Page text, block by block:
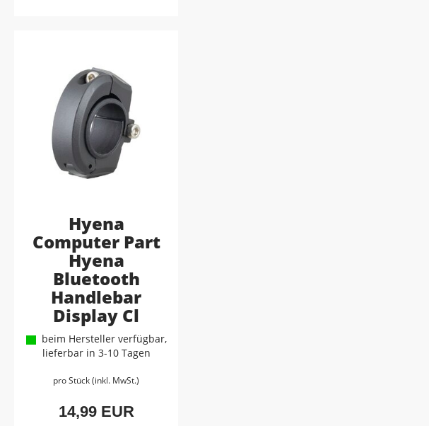
Hyena
Computer Part
Hyena
Bluetooth
Handlebar
Display Cl
beim Hersteller verfügbar,
lieferbar in 3-10 Tagen
pro Stück (inkl. MwSt.)
14,99 EUR